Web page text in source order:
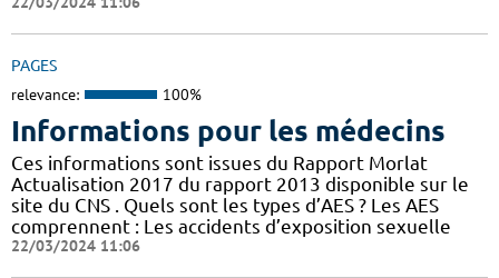
PAGES
relevance: 100%
Informations pour les médecins
Ces informations sont issues du Rapport Morlat
Actualisation 2017 du rapport 2013 disponible sur le
site du CNS . Quels sont les types d’AES ? Les AES
comprennent : Les accidents d’exposition sexuelle
22/03/2024 11:06